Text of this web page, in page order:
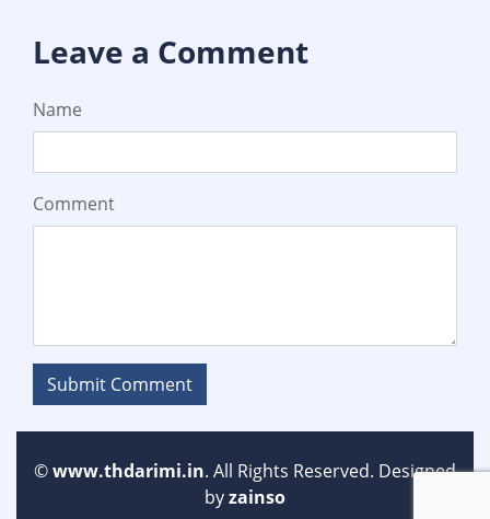
Leave a Comment
Name
Comment
Submit Comment
©www.thdarimi.in. All Rights Reserved. Designed
byzainso